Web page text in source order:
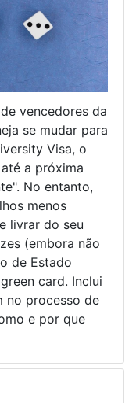
vencedores da
se mudar para
Visa, o
a próxima
No entanto,
menos
livrar do seu
(embora não
de Estado
card. Inclui
no processo de
e por que